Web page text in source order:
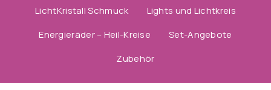
LichtKristall Schmuck
Lights und Lichtkreis
Energieräder – Heil-Kreise
Set-Angebote
Zubehör